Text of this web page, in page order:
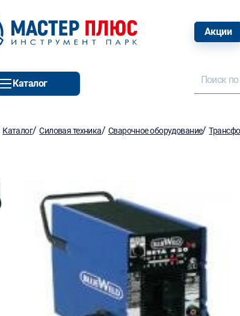
Акции
Каталог
Каталог/Силовая техника/ Сварочное оборудование/